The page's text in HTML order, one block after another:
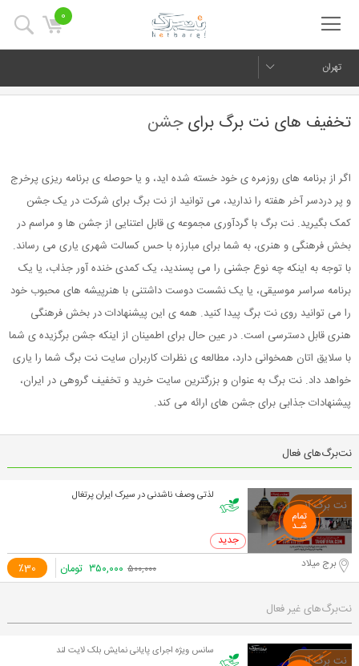
0
تهران
تخفیف های نت برگ برایجشن
اگر از برنامه های روزمره ی خود خسته شده اید، و یا حوصله ی برنامه ریزی پرخرج
و پر دردسر آخر هفته را ندارید، می توانید از نت برگ برای شرکت در یک جشن
کمک بگیرید. نت برگ با گردآوری مجموعه ی قابل اعتنایی از جشن ها و مراسم در
بخش فرهنگی و هنری، به شما برای مبارزه با حس کسالت شهری یاری می رساند.
با توجه به اینکه چه نوع جشنی را می پسندید، یک کمدی خنده آور جذاب، یا یک
برنامه سراسر موسیقی، یا یک نشست دوست داشتنی با هنرپیشه های محبوب خود
را می توانید روی نت برگ پیدا کنید. همه ی این پیشنهادات در بخش فرهنگی
هنری قابل دسترسی است. در عین حال برای اطمینان از اینکه جشن برگزیده ی شما
با سلایق اتان همخوانی دارد، مطالعه ی نظرات کاربران سایت نت برگ شما را یاری
خواهد داد. نت برگ به عنوان و بزرگترین سایت خرید و تخفیف گروهی در ایران،
پیشنهادات جذابی برای جشن های ارائه می کند.
نت‌برگ‌های فعال
لذتی وصف ناشدنی در سیرک ایران پرتغال
0 خرید
٪30 برج میلاد ۵۰۰,۰۰۰ ۳۵۰,۰۰۰ تومان
نت‌برگ‌های غیر فعال
سانس ویژه اجرای پایانی نمایش بلک لایت لند